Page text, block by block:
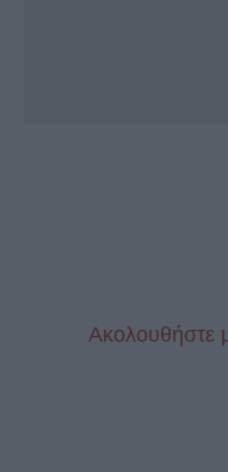
Aκολουθήστε